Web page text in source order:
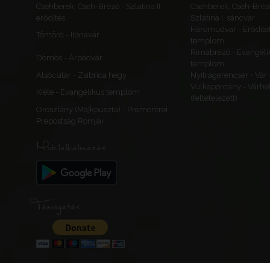
Csehberek, Cseh-Brézó - Szlatina II.
erődítés
Csehberek, Cseh-
Szlatina I. sáncvár
Tömörd - Ilonavár
Háromudvar -
templom
Dömös - Árpádvár
Rimabrézó -
templom
Alsócsitár - Zsibrica hegy
Nyitragerencsér - Vár
Kiéte - Evangélikus templom
Vulkapordány -
(feltételezett)
Oroszlány (Majkpuszta) - Premontrei
Prépostság Romjai
Mobilalkalmazás
Támogatás